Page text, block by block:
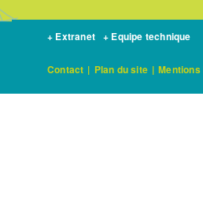
+ Extranet + Equipe technique
Contact | Plan du site |